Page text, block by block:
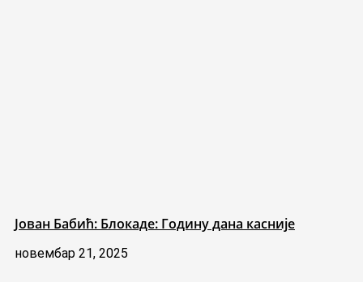
Јован Бабић: Блокаде: Годину дана касније
новембар 21, 2025